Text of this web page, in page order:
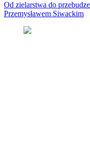
Od zielarstwa do
Przemysławem Siwackim